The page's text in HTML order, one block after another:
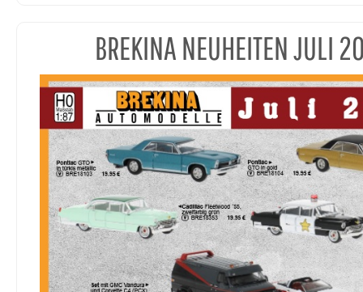
BREKINA NEUHEITEN JULI